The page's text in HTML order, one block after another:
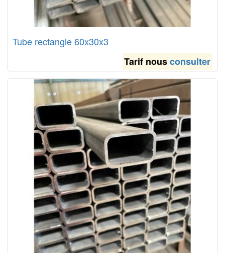
Tube rectangle 60x30x3
Tarif nousconsulter